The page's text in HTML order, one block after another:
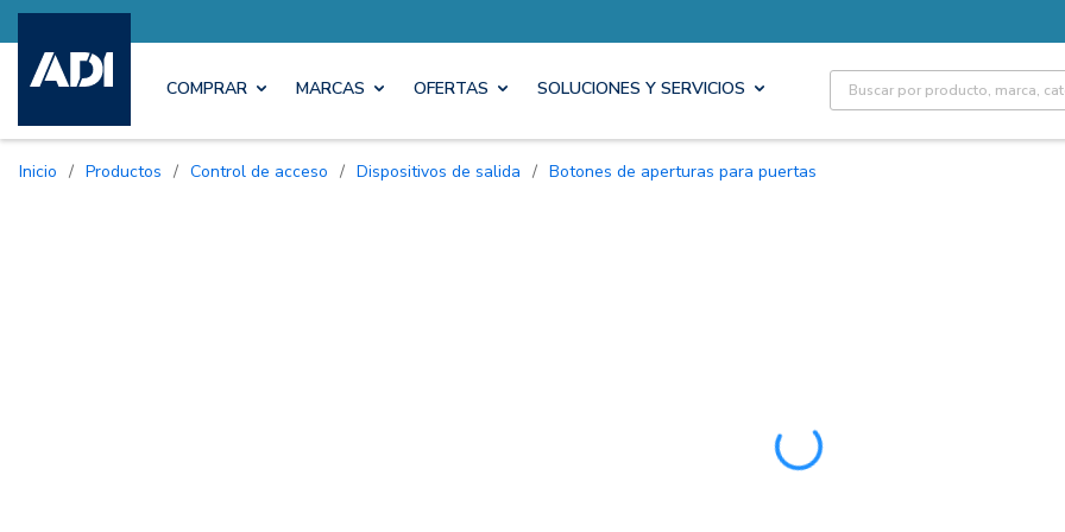
COMPRAR MARCAS OFERTAS SOLUCIONES Y SERVICIOS Site Search
Inicio / Productos / Control de acceso / Dispositivos de salida / Botones de aperturas para puertas